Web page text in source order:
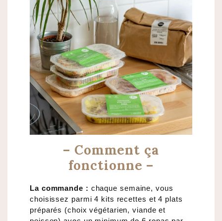
– Comment ça
fonctionne –
La commande : chaque semaine, vous
choisissez parmi 4 kits recettes et 4 plats
préparés (choix végétarien, viande et